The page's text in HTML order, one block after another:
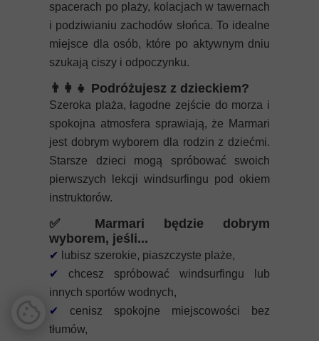
spacerach po plaży, kolacjach w tawernach
i podziwianiu zachodów słońca. To idealne
miejsce dla osób, które po aktywnym dniu
szukają ciszy i odpoczynku.
👨‍👩‍👧 Podróżujesz z dzieckiem?
Szeroka plaża, łagodne zejście do morza i
spokojna atmosfera sprawiają, że Marmari
jest dobrym wyborem dla rodzin z dziećmi.
Starsze dzieci mogą spróbować swoich
pierwszych lekcji windsurfingu pod okiem
instruktorów.
✅ Marmari będzie dobrym
wyborem, jeśli...
✔ lubisz szerokie, piaszczyste plaże,
✔ chcesz spróbować windsurfingu lub
innych sportów wodnych,
✔ cenisz spokojne miejscowości bez
tłumów,